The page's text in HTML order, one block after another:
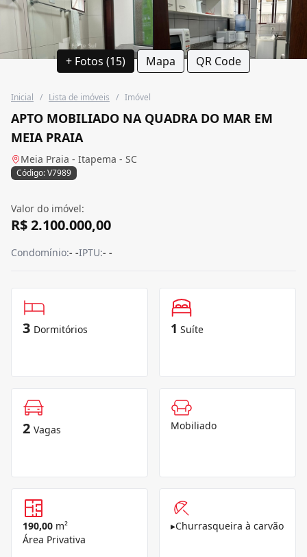
+ Fotos (15) Mapa QR Code
Inicial / Lista de imóveis / Imóvel
APTO MOBILIADO NA QUADRA DO MAR EM
MEIA PRAIA
Meia Praia - Itapema - SC
Código: V7989
Valor do imóvel:
R$ 2.100.000,00
Condomínio:- -IPTU:- -
3 Dormitórios 1 Suíte
2 Vagas Mobiliado
190,00 m²
Área Privativa
▸Churrasqueira à carvão